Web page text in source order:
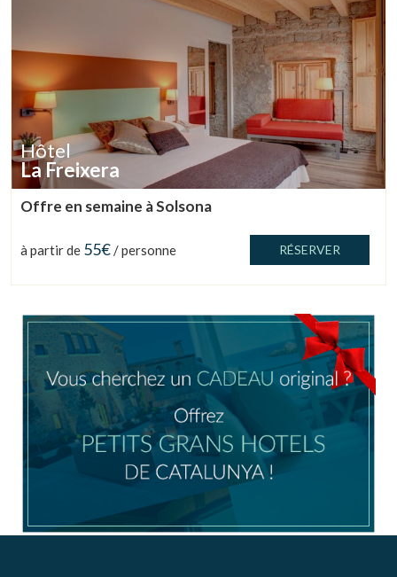
Gérer ma réservation
Vérifier le code de réservation
Hôtel
La Freixera
Offre en semaine à Solsona
à partir de 55€/ personne RÉSERVER